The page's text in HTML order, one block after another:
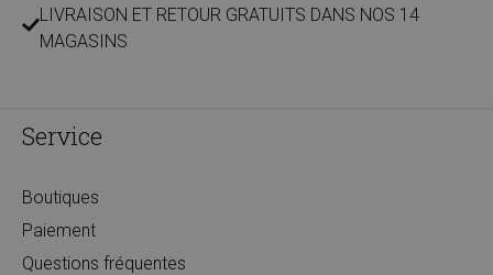
LIVRAISON ET RETOUR GRATUITS DANS NOS 14
MAGASINS
Service
Boutiques
Paiement
Questions fréquentes